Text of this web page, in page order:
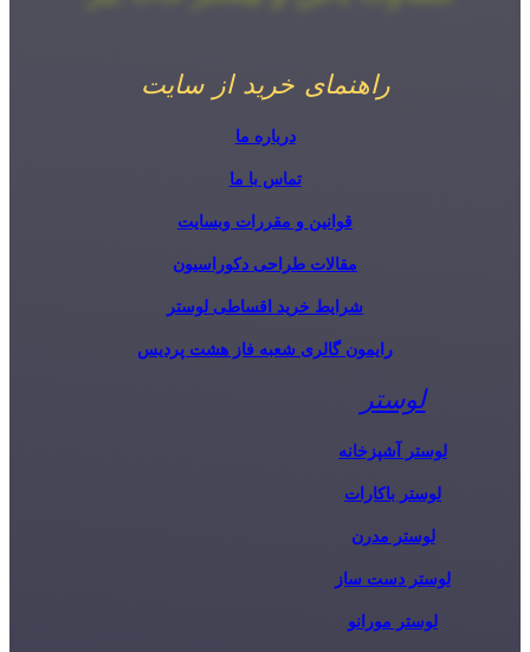
راهنمای خرید از سایت
درباره ما
تماس با ما
قوانین و مقررات وبسایت
مقالات طراحی دکوراسیون
شرایط خرید اقساطی لوستر
رایمون گالری شعبه فاز هشت پردیس
لوستر
لوستر آشپزخانه
لوستر باکارات
لوستر مدرن
لوستر دست ساز
لوستر مورانو